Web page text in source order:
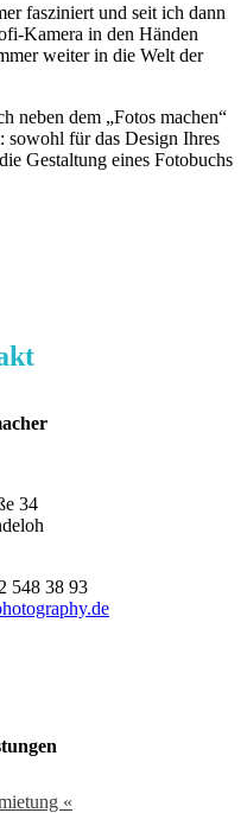
fasziniert und seit ich dann
Kamera in den Händen
weiter in die Welt der
neben dem „Fotos machen“
sowohl für das Design Ihres
Gestaltung eines Fotobuchs
34
548 38 93
«